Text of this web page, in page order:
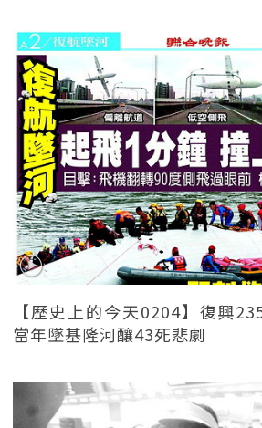
【歷史上的今天0204】復興
當年墜基隆河釀43死悲劇